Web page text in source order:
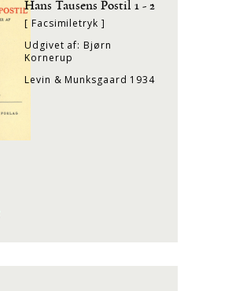
Hans Tausens Postil 1 - 2
[ Facsimiletryk ]
Udgivet af: Bjørn
Kornerup
Levin & Munksgaard 1934